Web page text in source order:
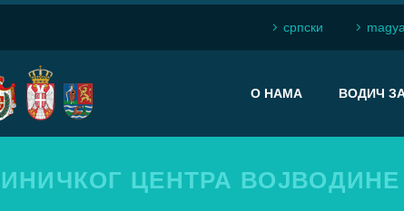
српски
О НАМА ВОДИЧ
ЦЕНТРА ВОЈВОДИНЕ